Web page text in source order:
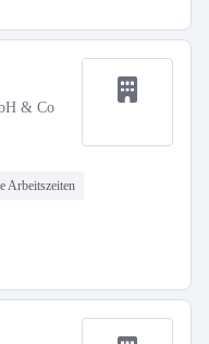
& Co
Arbeitszeiten